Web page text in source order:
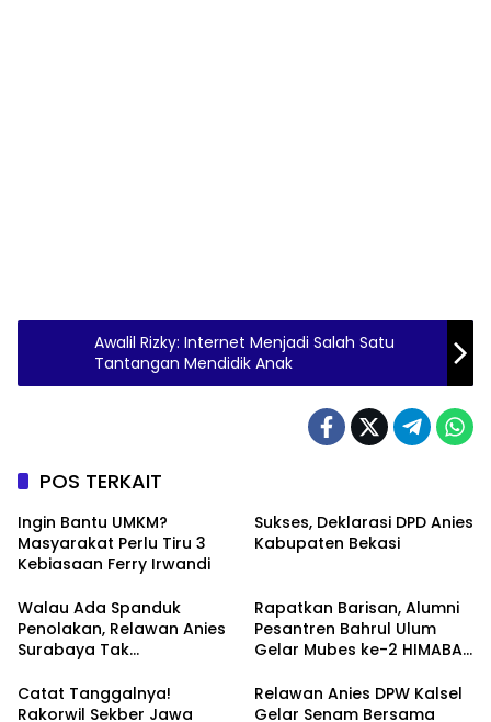
Awalil Rizky: Internet Menjadi Salah Satu
Tantangan Mendidik Anak
POS TERKAIT
Ingin Bantu UMKM?
Masyarakat Perlu Tiru 3
Kebiasaan Ferry Irwandi
Sukses, Deklarasi DPD Anies
Kabupaten Bekasi
Walau Ada Spanduk
Penolakan, Relawan Anies
Surabaya Tak
Rapatkan Barisan, Alumni
Pesantren Bahrul Ulum
Gelar Mubes ke-2 HIMABAS
Semarang
Catat Tanggalnya!
Rakorwil Sekber Jawa
Relawan Anies DPW Kalsel
Gelar Senam Bersama